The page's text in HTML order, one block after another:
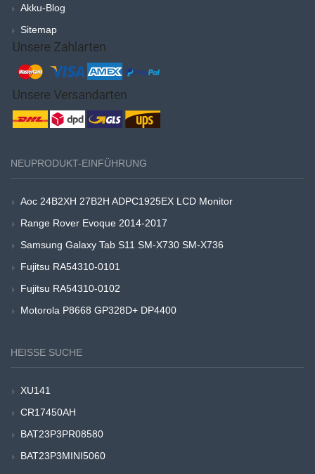
Akku-Blog
Sitemap
NEUPRODUKT-EINFÜHRUNG
Aoc 24B2XH 27B2H ADPC1925EX LCD Monitor
Range Rover Evoque 2014-2017
Samsung Galaxy Tab S11 SM-X730 SM-X736
Fujitsu RA54310-0101
Fujitsu RA54310-0102
Motorola P8668 GP328D+ DP4400
HEISSE SUCHE
XU141
CR17450AH
BAT23P3PR08580
BAT23P3MINI5060